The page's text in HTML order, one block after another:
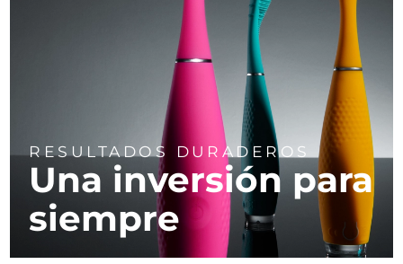
RESULTADOS DURADEROS
Una inversión para
siempre